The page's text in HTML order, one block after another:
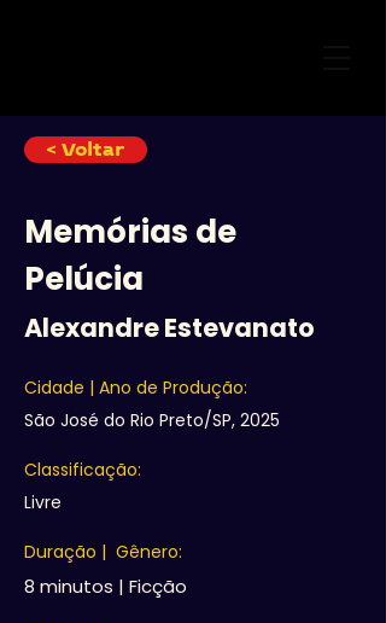
< Voltar
Memórias de
Pelúcia
Alexandre Estevanato
Cidade | Ano de Produção:
São José do Rio Preto/SP, 2025
Classificação:
Livre
Duração | Gênero:
8 minutos | Ficção